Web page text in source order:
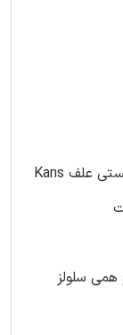
2-4 ساکاریدسازی انزیمی /هیدرولیز توده زیستی علف Kans